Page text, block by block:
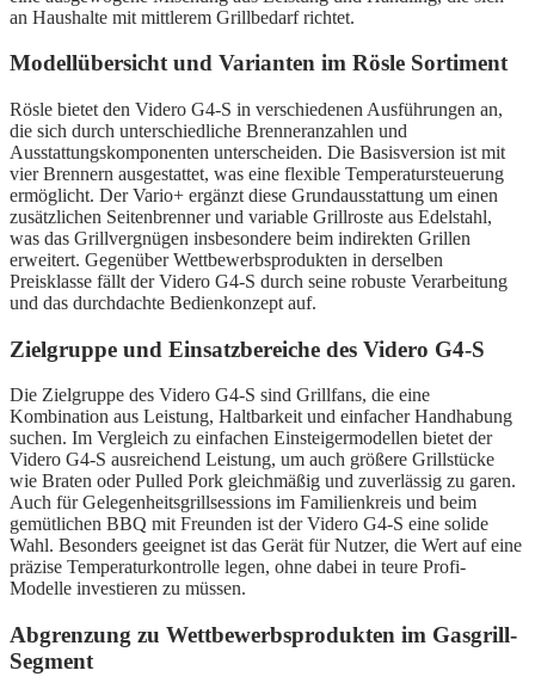
an Haushalte mit mittlerem Grillbedarf richtet.
Modellübersicht und Varianten im Rösle Sortiment
Rösle bietet den Videro G4-S in verschiedenen Ausführungen an,
die sich durch unterschiedliche Brenneranzahlen und
Ausstattungskomponenten unterscheiden. Die Basisversion ist mit
vier Brennern ausgestattet, was eine flexible Temperatursteuerung
ermöglicht. Der Vario+ ergänzt diese Grundausstattung um einen
zusätzlichen Seitenbrenner und variable Grillroste aus Edelstahl,
was das Grillvergnügen insbesondere beim indirekten Grillen
erweitert. Gegenüber Wettbewerbsprodukten in derselben
Preisklasse fällt der Videro G4-S durch seine robuste Verarbeitung
und das durchdachte Bedienkonzept auf.
Zielgruppe und Einsatzbereiche des Videro G4-S
Die Zielgruppe des Videro G4-S sind Grillfans, die eine
Kombination aus Leistung, Haltbarkeit und einfacher Handhabung
suchen. Im Vergleich zu einfachen Einsteigermodellen bietet der
Videro G4-S ausreichend Leistung, um auch größere Grillstücke
wie Braten oder Pulled Pork gleichmäßig und zuverlässig zu garen.
Auch für Gelegenheitsgrillsessions im Familienkreis und beim
gemütlichen BBQ mit Freunden ist der Videro G4-S eine solide
Wahl. Besonders geeignet ist das Gerät für Nutzer, die Wert auf eine
präzise Temperaturkontrolle legen, ohne dabei in teure Profi-
Modelle investieren zu müssen.
Abgrenzung zu Wettbewerbsprodukten im Gasgrill-
Segment